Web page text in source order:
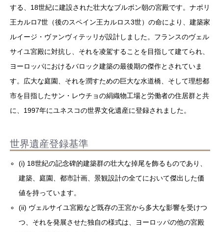
する、18世紀に建設された壮大なブルボン朝の宮殿です。ナポリ
王カルロ7世（後のスペイン王カルロス3世）の命により、建築家
ルイージ・ヴァンヴィテッリが設計しました。フランスのヴェル
サイユ宮殿に対抗し、それを凌駕することを目指して建てられ、
ヨーロッパにおけるバロック建築の最後期の傑作とされていま
す。広大な庭園、それを潤すための巨大な水道橋、そして理想都
市を目指したサン・レウチョの絹織物工場と労働者の住居群と共
に、1997年にユネスコの世界文化遺産に登録されました。
世界遺産登録基準
(i) 18世紀の記念碑的建築群の壮大な掉尾を飾るものであり、
建築、庭園、都市計画、景観設計の全てにおいて傑出した価
値を持っています。
(ii) ヴェルサイユ宮殿など既存の王宮から多大な影響を受けつ
つ、それを発展させた独自の様式は、ヨーロッパの他の宮殿